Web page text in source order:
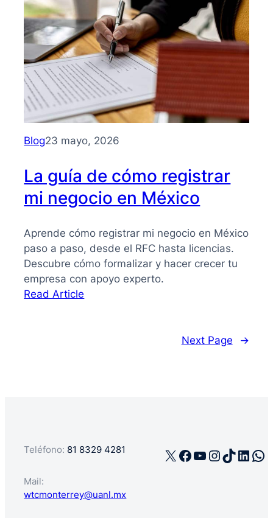
para
entender
su
importancia
y
beneficios
Blog23 mayo, 2026
La guía de cómo registrar
mi negocio en México
Aprende cómo registrar mi negocio en México
paso a paso, desde el RFC hasta licencias.
Descubre cómo formalizar y hacer crecer tu
empresa con apoyo experto.
Read Article
Next Page →
Teléfono: 81 8329 4281
Mail:
wtcmonterrey@uanl.mx
X Facebook
YouTube
TikTok